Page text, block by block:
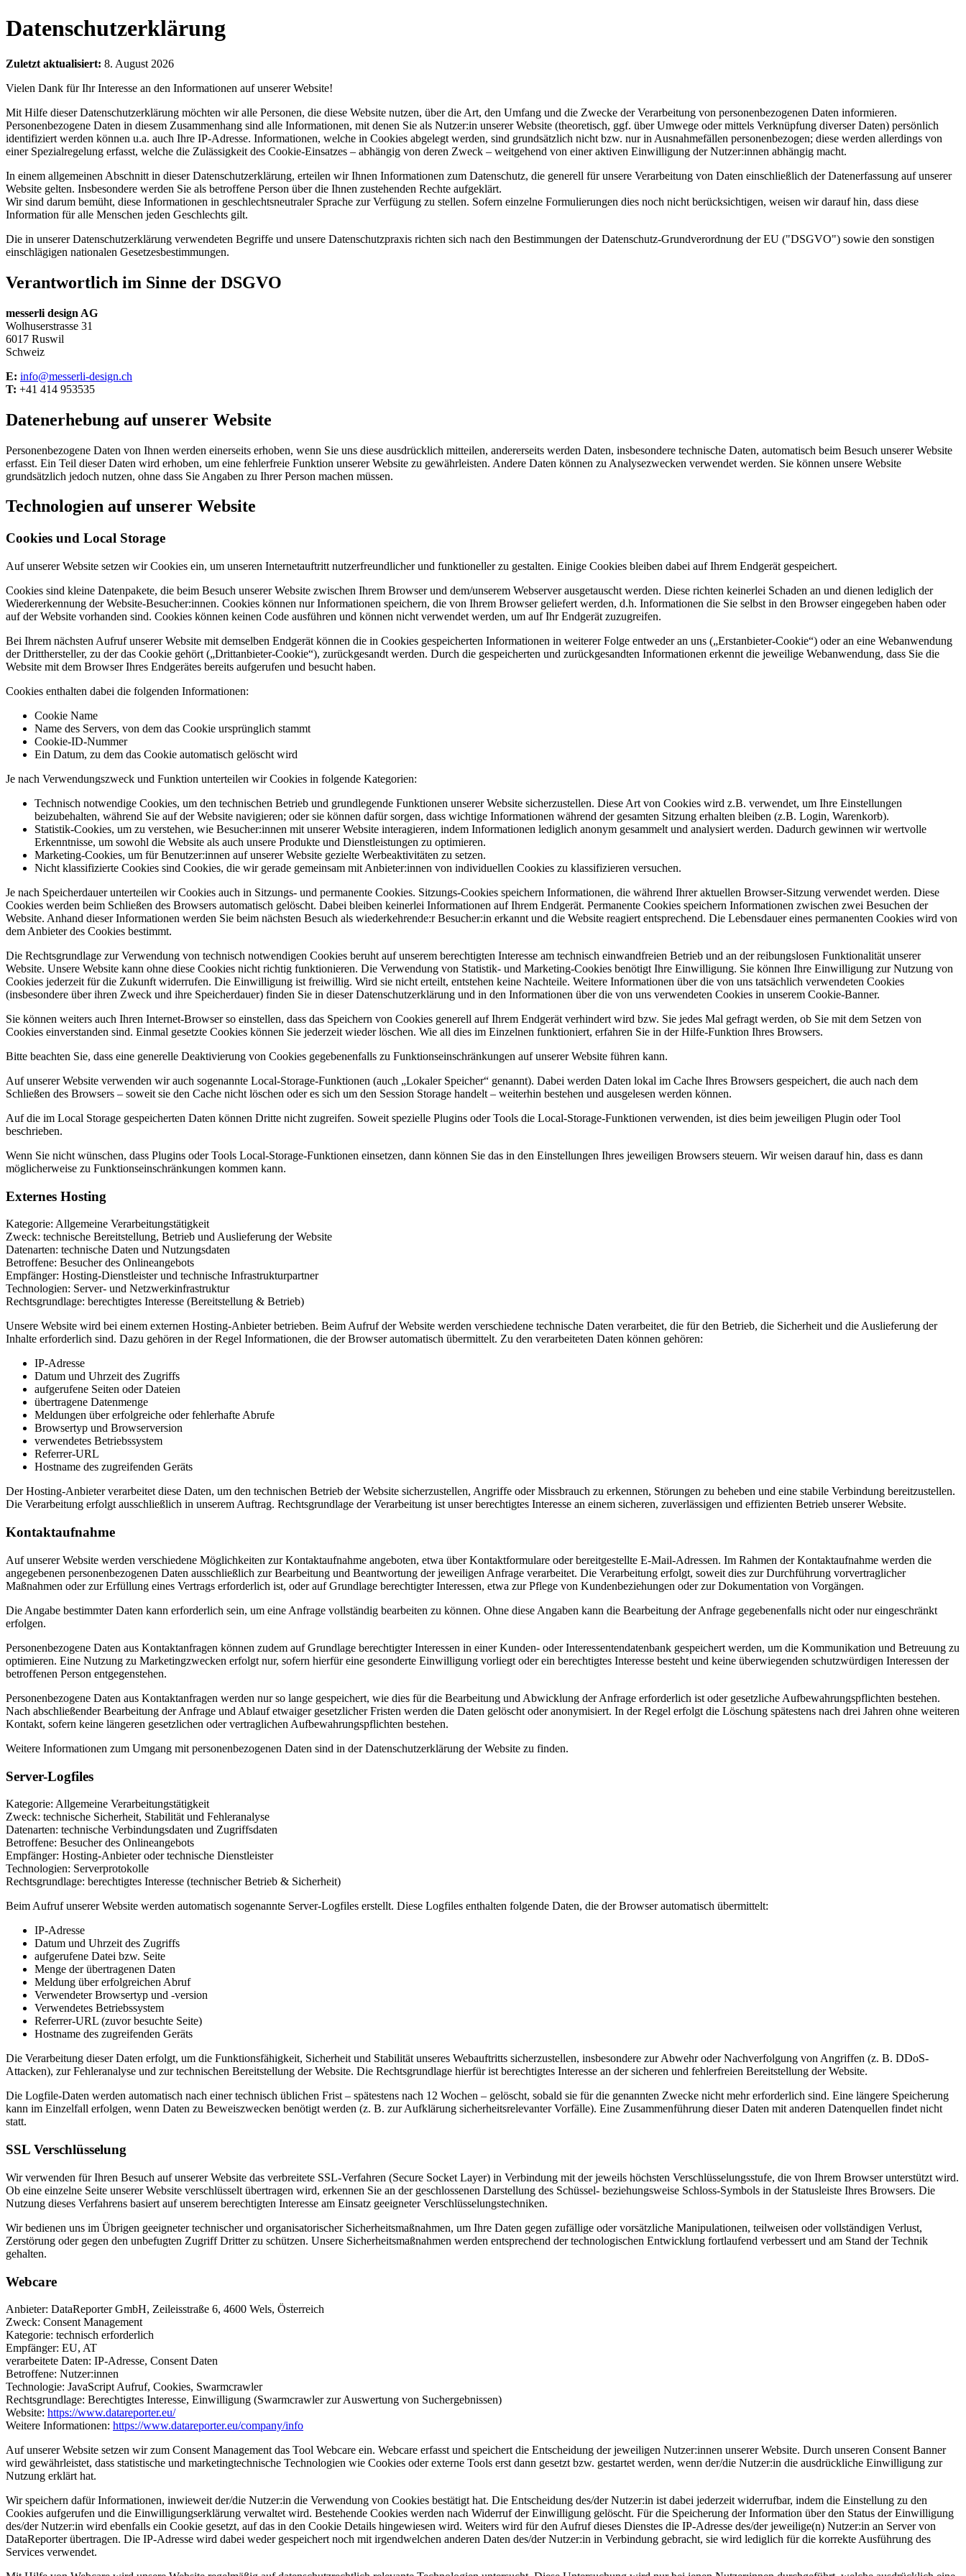
Datenschutzerklärung
Zuletzt aktualisiert: 8. August 2026
Vielen Dank für Ihr Interesse an den Informationen auf unserer Website!
Mit Hilfe dieser Datenschutzerklärung möchten wir alle Personen, die diese Website nutzen, über die Art, den Umfang und die Zwecke der Verarbeitung von personenbezogenen Daten informieren.
Personenbezogene Daten in diesem Zusammenhang sind alle Informationen, mit denen Sie als Nutzer:in unserer Website (theoretisch, ggf. über Umwege oder mittels Verknüpfung diverser Daten) persönlich
identifiziert werden können u.a. auch Ihre IP-Adresse. Informationen, welche in Cookies abgelegt werden, sind grundsätzlich nicht bzw. nur in Ausnahmefällen personenbezogen; diese werden allerdings von
einer Spezialregelung erfasst, welche die Zulässigkeit des Cookie-Einsatzes – abhängig von deren Zweck – weitgehend von einer aktiven Einwilligung der Nutzer:innen abhängig macht.
In einem allgemeinen Abschnitt in dieser Datenschutzerklärung, erteilen wir Ihnen Informationen zum Datenschutz, die generell für unsere Verarbeitung von Daten einschließlich der Datenerfassung auf unserer
Website gelten. Insbesondere werden Sie als betroffene Person über die Ihnen zustehenden Rechte aufgeklärt.
Wir sind darum bemüht, diese Informationen in geschlechtsneutraler Sprache zur Verfügung zu stellen. Sofern einzelne Formulierungen dies noch nicht berücksichtigen, weisen wir darauf hin, dass diese
Information für alle Menschen jeden Geschlechts gilt.
Die in unserer Datenschutzerklärung verwendeten Begriffe und unsere Datenschutzpraxis richten sich nach den Bestimmungen der Datenschutz-Grundverordnung der EU ("DSGVO") sowie den sonstigen
einschlägigen nationalen Gesetzesbestimmungen.
Verantwortlich im Sinne der DSGVO
messerli design AG
Wolhuserstrasse 31
6017 Ruswil
Schweiz
E: info@messerli-design.ch
T: +41 414 953535
Datenerhebung auf unserer Website
Personenbezogene Daten von Ihnen werden einerseits erhoben, wenn Sie uns diese ausdrücklich mitteilen, andererseits werden Daten, insbesondere technische Daten, automatisch beim Besuch unserer Website
erfasst. Ein Teil dieser Daten wird erhoben, um eine fehlerfreie Funktion unserer Website zu gewährleisten. Andere Daten können zu Analysezwecken verwendet werden. Sie können unsere Website
grundsätzlich jedoch nutzen, ohne dass Sie Angaben zu Ihrer Person machen müssen.
Technologien auf unserer Website
Cookies und Local Storage
Auf unserer Website setzen wir Cookies ein, um unseren Internetauftritt nutzerfreundlicher und funktioneller zu gestalten. Einige Cookies bleiben dabei auf Ihrem Endgerät gespeichert.
Cookies sind kleine Datenpakete, die beim Besuch unserer Website zwischen Ihrem Browser und dem/unserem Webserver ausgetauscht werden. Diese richten keinerlei Schaden an und dienen lediglich der
Wiedererkennung der Website-Besucher:innen. Cookies können nur Informationen speichern, die von Ihrem Browser geliefert werden, d.h. Informationen die Sie selbst in den Browser eingegeben haben oder
auf der Website vorhanden sind. Cookies können keinen Code ausführen und können nicht verwendet werden, um auf Ihr Endgerät zuzugreifen.
Bei Ihrem nächsten Aufruf unserer Website mit demselben Endgerät können die in Cookies gespeicherten Informationen in weiterer Folge entweder an uns („Erstanbieter-Cookie“) oder an eine Webanwendung
der Dritthersteller, zu der das Cookie gehört („Drittanbieter-Cookie“), zurückgesandt werden. Durch die gespeicherten und zurückgesandten Informationen erkennt die jeweilige Webanwendung, dass Sie die
Website mit dem Browser Ihres Endgerätes bereits aufgerufen und besucht haben.
Cookies enthalten dabei die folgenden Informationen:
Cookie Name
Name des Servers, von dem das Cookie ursprünglich stammt
Cookie-ID-Nummer
Ein Datum, zu dem das Cookie automatisch gelöscht wird
Je nach Verwendungszweck und Funktion unterteilen wir Cookies in folgende Kategorien:
Technisch notwendige Cookies, um den technischen Betrieb und grundlegende Funktionen unserer Website sicherzustellen. Diese Art von Cookies wird z.B. verwendet, um Ihre Einstellungen
beizubehalten, während Sie auf der Website navigieren; oder sie können dafür sorgen, dass wichtige Informationen während der gesamten Sitzung erhalten bleiben (z.B. Login, Warenkorb).
Statistik-Cookies, um zu verstehen, wie Besucher:innen mit unserer Website interagieren, indem Informationen lediglich anonym gesammelt und analysiert werden. Dadurch gewinnen wir wertvolle
Erkenntnisse, um sowohl die Website als auch unsere Produkte und Dienstleistungen zu optimieren.
Marketing-Cookies, um für Benutzer:innen auf unserer Website gezielte Werbeaktivitäten zu setzen.
Nicht klassifizierte Cookies sind Cookies, die wir gerade gemeinsam mit Anbieter:innen von individuellen Cookies zu klassifizieren versuchen.
Je nach Speicherdauer unterteilen wir Cookies auch in Sitzungs- und permanente Cookies. Sitzungs-Cookies speichern Informationen, die während Ihrer aktuellen Browser-Sitzung verwendet werden. Diese
Cookies werden beim Schließen des Browsers automatisch gelöscht. Dabei bleiben keinerlei Informationen auf Ihrem Endgerät. Permanente Cookies speichern Informationen zwischen zwei Besuchen der
Website. Anhand dieser Informationen werden Sie beim nächsten Besuch als wiederkehrende:r Besucher:in erkannt und die Website reagiert entsprechend. Die Lebensdauer eines permanenten Cookies wird von
dem Anbieter des Cookies bestimmt.
Die Rechtsgrundlage zur Verwendung von technisch notwendigen Cookies beruht auf unserem berechtigten Interesse am technisch einwandfreien Betrieb und an der reibungslosen Funktionalität unserer
Website. Unsere Website kann ohne diese Cookies nicht richtig funktionieren. Die Verwendung von Statistik- und Marketing-Cookies benötigt Ihre Einwilligung. Sie können Ihre Einwilligung zur Nutzung von
Cookies jederzeit für die Zukunft widerrufen. Die Einwilligung ist freiwillig. Wird sie nicht erteilt, entstehen keine Nachteile. Weitere Informationen über die von uns tatsächlich verwendeten Cookies
(insbesondere über ihren Zweck und ihre Speicherdauer) finden Sie in dieser Datenschutzerklärung und in den Informationen über die von uns verwendeten Cookies in unserem Cookie-Banner.
Sie können weiters auch Ihren Internet-Browser so einstellen, dass das Speichern von Cookies generell auf Ihrem Endgerät verhindert wird bzw. Sie jedes Mal gefragt werden, ob Sie mit dem Setzen von
Cookies einverstanden sind. Einmal gesetzte Cookies können Sie jederzeit wieder löschen. Wie all dies im Einzelnen funktioniert, erfahren Sie in der Hilfe-Funktion Ihres Browsers.
Bitte beachten Sie, dass eine generelle Deaktivierung von Cookies gegebenenfalls zu Funktionseinschränkungen auf unserer Website führen kann.
Auf unserer Website verwenden wir auch sogenannte Local-Storage-Funktionen (auch „Lokaler Speicher“ genannt). Dabei werden Daten lokal im Cache Ihres Browsers gespeichert, die auch nach dem
Schließen des Browsers – soweit sie den Cache nicht löschen oder es sich um den Session Storage handelt – weiterhin bestehen und ausgelesen werden können.
Auf die im Local Storage gespeicherten Daten können Dritte nicht zugreifen. Soweit spezielle Plugins oder Tools die Local-Storage-Funktionen verwenden, ist dies beim jeweiligen Plugin oder Tool
beschrieben.
Wenn Sie nicht wünschen, dass Plugins oder Tools Local-Storage-Funktionen einsetzen, dann können Sie das in den Einstellungen Ihres jeweiligen Browsers steuern. Wir weisen darauf hin, dass es dann
möglicherweise zu Funktionseinschränkungen kommen kann.
Externes Hosting
Kategorie: Allgemeine Verarbeitungstätigkeit
Zweck: technische Bereitstellung, Betrieb und Auslieferung der Website
Datenarten: technische Daten und Nutzungsdaten
Betroffene: Besucher des Onlineangebots
Empfänger: Hosting-Dienstleister und technische Infrastrukturpartner
Technologien: Server- und Netzwerkinfrastruktur
Rechtsgrundlage: berechtigtes Interesse (Bereitstellung & Betrieb)
Unsere Website wird bei einem externen Hosting-Anbieter betrieben. Beim Aufruf der Website werden verschiedene technische Daten verarbeitet, die für den Betrieb, die Sicherheit und die Auslieferung der
Inhalte erforderlich sind. Dazu gehören in der Regel Informationen, die der Browser automatisch übermittelt. Zu den verarbeiteten Daten können gehören:
IP-Adresse
Datum und Uhrzeit des Zugriffs
aufgerufene Seiten oder Dateien
übertragene Datenmenge
Meldungen über erfolgreiche oder fehlerhafte Abrufe
Browsertyp und Browserversion
verwendetes Betriebssystem
Referrer-URL
Hostname des zugreifenden Geräts
Der Hosting-Anbieter verarbeitet diese Daten, um den technischen Betrieb der Website sicherzustellen, Angriffe oder Missbrauch zu erkennen, Störungen zu beheben und eine stabile Verbindung bereitzustellen.
Die Verarbeitung erfolgt ausschließlich in unserem Auftrag. Rechtsgrundlage der Verarbeitung ist unser berechtigtes Interesse an einem sicheren, zuverlässigen und effizienten Betrieb unserer Website.
Kontaktaufnahme
Auf unserer Website werden verschiedene Möglichkeiten zur Kontaktaufnahme angeboten, etwa über Kontaktformulare oder bereitgestellte E-Mail-Adressen. Im Rahmen der Kontaktaufnahme werden die
angegebenen personenbezogenen Daten ausschließlich zur Bearbeitung und Beantwortung der jeweiligen Anfrage verarbeitet. Die Verarbeitung erfolgt, soweit dies zur Durchführung vorvertraglicher
Maßnahmen oder zur Erfüllung eines Vertrags erforderlich ist, oder auf Grundlage berechtigter Interessen, etwa zur Pflege von Kundenbeziehungen oder zur Dokumentation von Vorgängen.
Die Angabe bestimmter Daten kann erforderlich sein, um eine Anfrage vollständig bearbeiten zu können. Ohne diese Angaben kann die Bearbeitung der Anfrage gegebenenfalls nicht oder nur eingeschränkt
erfolgen.
Personenbezogene Daten aus Kontaktanfragen können zudem auf Grundlage berechtigter Interessen in einer Kunden- oder Interessentendatenbank gespeichert werden, um die Kommunikation und Betreuung zu
optimieren. Eine Nutzung zu Marketingzwecken erfolgt nur, sofern hierfür eine gesonderte Einwilligung vorliegt oder ein berechtigtes Interesse besteht und keine überwiegenden schutzwürdigen Interessen der
betroffenen Person entgegenstehen.
Personenbezogene Daten aus Kontaktanfragen werden nur so lange gespeichert, wie dies für die Bearbeitung und Abwicklung der Anfrage erforderlich ist oder gesetzliche Aufbewahrungspflichten bestehen.
Nach abschließender Bearbeitung der Anfrage und Ablauf etwaiger gesetzlicher Fristen werden die Daten gelöscht oder anonymisiert. In der Regel erfolgt die Löschung spätestens nach drei Jahren ohne weiteren
Kontakt, sofern keine längeren gesetzlichen oder vertraglichen Aufbewahrungspflichten bestehen.
Weitere Informationen zum Umgang mit personenbezogenen Daten sind in der Datenschutzerklärung der Website zu finden.
Server-Logfiles
Kategorie: Allgemeine Verarbeitungstätigkeit
Zweck: technische Sicherheit, Stabilität und Fehleranalyse
Datenarten: technische Verbindungsdaten und Zugriffsdaten
Betroffene: Besucher des Onlineangebots
Empfänger: Hosting-Anbieter oder technische Dienstleister
Technologien: Serverprotokolle
Rechtsgrundlage: berechtigtes Interesse (technischer Betrieb & Sicherheit)
Beim Aufruf unserer Website werden automatisch sogenannte Server-Logfiles erstellt. Diese Logfiles enthalten folgende Daten, die der Browser automatisch übermittelt:
IP-Adresse
Datum und Uhrzeit des Zugriffs
aufgerufene Datei bzw. Seite
Menge der übertragenen Daten
Meldung über erfolgreichen Abruf
Verwendeter Browsertyp und -version
Verwendetes Betriebssystem
Referrer-URL (zuvor besuchte Seite)
Hostname des zugreifenden Geräts
Die Verarbeitung dieser Daten erfolgt, um die Funktionsfähigkeit, Sicherheit und Stabilität unseres Webauftritts sicherzustellen, insbesondere zur Abwehr oder Nachverfolgung von Angriffen (z. B. DDoS-
Attacken), zur Fehleranalyse und zur technischen Bereitstellung der Website. Die Rechtsgrundlage hierfür ist berechtigtes Interesse an der sicheren und fehlerfreien Bereitstellung der Website.
Die Logfile-Daten werden automatisch nach einer technisch üblichen Frist – spätestens nach 12 Wochen – gelöscht, sobald sie für die genannten Zwecke nicht mehr erforderlich sind. Eine längere Speicherung
kann im Einzelfall erfolgen, wenn Daten zu Beweiszwecken benötigt werden (z. B. zur Aufklärung sicherheitsrelevanter Vorfälle). Eine Zusammenführung dieser Daten mit anderen Datenquellen findet nicht
statt.
SSL Verschlüsselung
Wir verwenden für Ihren Besuch auf unserer Website das verbreitete SSL-Verfahren (Secure Socket Layer) in Verbindung mit der jeweils höchsten Verschlüsselungsstufe, die von Ihrem Browser unterstützt wird.
Ob eine einzelne Seite unserer Website verschlüsselt übertragen wird, erkennen Sie an der geschlossenen Darstellung des Schüssel- beziehungsweise Schloss-Symbols in der Statusleiste Ihres Browsers. Die
Nutzung dieses Verfahrens basiert auf unserem berechtigten Interesse am Einsatz geeigneter Verschlüsselungstechniken.
Wir bedienen uns im Übrigen geeigneter technischer und organisatorischer Sicherheitsmaßnahmen, um Ihre Daten gegen zufällige oder vorsätzliche Manipulationen, teilweisen oder vollständigen Verlust,
Zerstörung oder gegen den unbefugten Zugriff Dritter zu schützen. Unsere Sicherheitsmaßnahmen werden entsprechend der technologischen Entwicklung fortlaufend verbessert und am Stand der Technik
gehalten.
Webcare
Anbieter: DataReporter GmbH, Zeileisstraße 6, 4600 Wels, Österreich
Zweck: Consent Management
Kategorie: technisch erforderlich
Empfänger: EU, AT
verarbeitete Daten: IP-Adresse, Consent Daten
Betroffene: Nutzer:innen
Technologie: JavaScript Aufruf, Cookies, Swarmcrawler
Rechtsgrundlage: Berechtigtes Interesse, Einwilligung (Swarmcrawler zur Auswertung von Suchergebnissen)
Website: https://www.datareporter.eu/
Weitere Informationen: https://www.datareporter.eu/company/info
Auf unserer Website setzen wir zum Consent Management das Tool Webcare ein. Webcare erfasst und speichert die Entscheidung der jeweiligen Nutzer:innen unserer Website. Durch unseren Consent Banner
wird gewährleistet, dass statistische und marketingtechnische Technologien wie Cookies oder externe Tools erst dann gesetzt bzw. gestartet werden, wenn der/die Nutzer:in die ausdrückliche Einwilligung zur
Nutzung erklärt hat.
Wir speichern dafür Informationen, inwieweit der/die Nutzer:in die Verwendung von Cookies bestätigt hat. Die Entscheidung des/der Nutzer:in ist dabei jederzeit widerrufbar, indem die Einstellung zu den
Cookies aufgerufen und die Einwilligungserklärung verwaltet wird. Bestehende Cookies werden nach Widerruf der Einwilligung gelöscht. Für die Speicherung der Information über den Status der Einwilligung
des/der Nutzer:in wird ebenfalls ein Cookie gesetzt, auf das in den Cookie Details hingewiesen wird. Weiters wird für den Aufruf dieses Dienstes die IP-Adresse des/der jeweilige(n) Nutzer:in an Server von
DataReporter übertragen. Die IP-Adresse wird dabei weder gespeichert noch mit irgendwelchen anderen Daten des/der Nutzer:in in Verbindung gebracht, sie wird lediglich für die korrekte Ausführung des
Services verwendet.